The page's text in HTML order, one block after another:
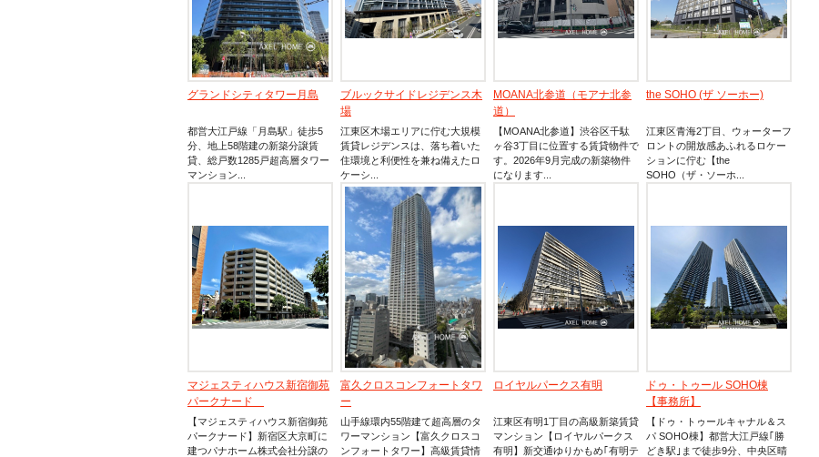
グランドシティタワー月島
都営大江戸線「月島駅」徒歩5
分、地上58階建の新築分譲賃
貸、総戸数1285戸超高層タワー
マンション...
ブルックサイドレジデンス木
場
江東区木場エリアに佇む大規模
賃貸レジデンスは、落ち着いた
住環境と利便性を兼ね備えたロ
ケーシ...
MOANA北参道（モアナ北参
道）
【MOANA北参道】渋谷区千駄
ヶ谷3丁目に位置する賃貸物件で
す。2026年9月完成の新築物件
になります...
the SOHO (ザ ソーホー)
江東区青海2丁目、ウォーターフ
ロントの開放感あふれるロケー
ションに佇む【the
SOHO（ザ・ソーホ...
マジェスティハウス新宿御苑
パークナード
【マジェスティハウス新宿御苑
パークナード】新宿区大京町に
建つパナホーム株式会社分譲の
富久クロスコンフォートタワ
ー
山手線環内55階建て超高層のタ
ワーマンション【富久クロスコ
ンフォートタワー】高級賃貸情
ロイヤルパークス有明
江東区有明1丁目の高級新築賃貸
マンション【ロイヤルパークス
有明】新交通ゆりかもめ｢有明テ
ドゥ・トゥール SOHO棟
【事務所】
【ドゥ・トゥールキャナル＆ス
パ SOHO棟】都営大江戸線｢勝
どき駅｣まで徒歩9分、中央区晴